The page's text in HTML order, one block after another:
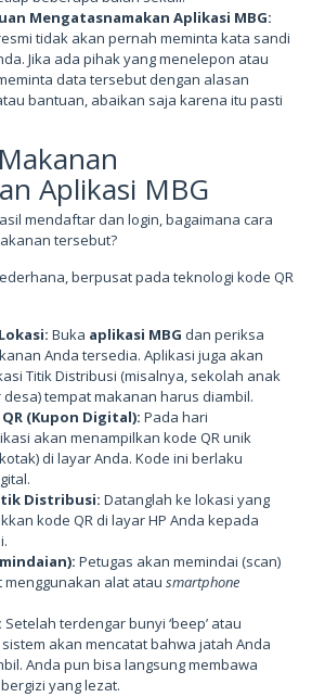
Mengatasnamakan Aplikasi MBG:
tidak akan pernah meminta kata sandi
Jika ada pihak yang menelepon atau
data tersebut dengan alasan
bantuan, abaikan saja karena itu pasti
Aplikasi MBG
mendaftar dan login, bagaimana cara
tersebut?
berpusat pada teknologi kode QR
Buka aplikasi MBG dan periksa
Anda tersedia. Aplikasi juga akan
Titik Distribusi (misalnya, sekolah anak
tempat makanan harus diambil.
(Kupon Digital): Pada hari
akan menampilkan kode QR unik
di layar Anda. Kode ini berlaku
Distribusi: Datanglah ke lokasi yang
kode QR di layar HP Anda kepada
Petugas akan memindai (scan)
menggunakan alat atau smartphone
Setelah terdengar bunyi ‘beep’ atau
akan mencatat bahwa jatah Anda
Anda pun bisa langsung membawa
yang lezat.